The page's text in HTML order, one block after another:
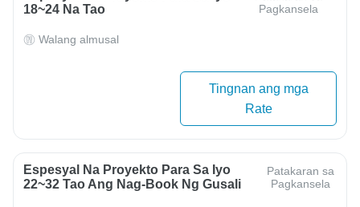
18~24 Na Tao
Pagkansela
Walang almusal
Tingnan ang mga
Rate
Espesyal Na Proyekto Para Sa Iyo
22~32 Tao Ang Nag-Book Ng Gusali
Patakaran sa
Pagkansela